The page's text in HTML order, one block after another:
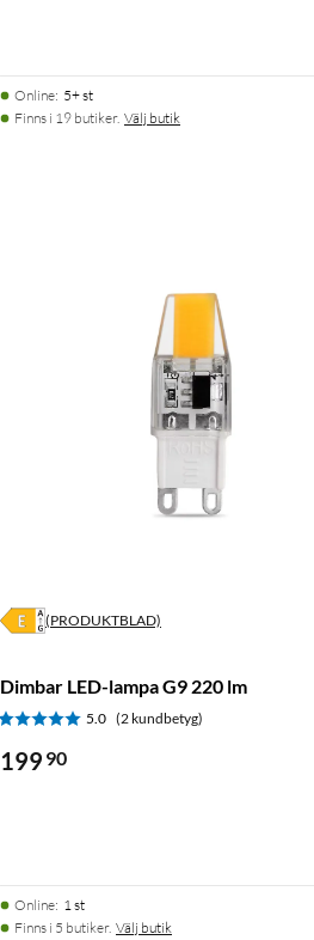
Online: 5+ st
Finns i 19 butiker. Välj butik
(PRODUKTBLAD)
Dimbar LED-lampa G9 220 lm
5.0 (2 kundbetyg)
199 90
Online: 1 st
Finns i 5 butiker. Välj butik